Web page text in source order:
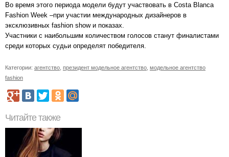
Во время этого периода модели будут участвовать в Costa Blanca
Fashion Week –при участии международных дизайнеров в
эксклюзивных fashion show и показах.
Участники с наибольшим количеством голосов станут финалистами
среди которых судьи определят победителя.
Категории: агентство президент модельное агентство модельное агентство
fashion
Читайте также